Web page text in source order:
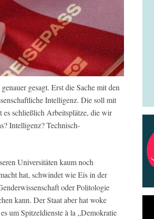
gesagt. Erst die Sache mit den
Intelligenz. Die soll mit
schließlich Arbeitsplätze, die wir
Intelligenz? Technisch-
Universitäten kaum noch
hat, schwindet wie Eis in der
oder Politologie
kann. Der Staat aber hat woke
um Spitzeldienste à la „Demokratie